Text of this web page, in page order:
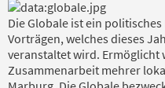
Die Globale ist ein
Vorträgen, welches dieses
veranstaltet wird. Ermöglicht
Zusammenarbeit mehrer